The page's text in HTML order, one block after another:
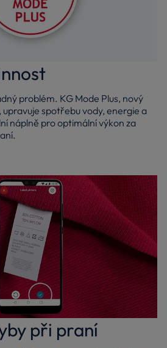
problém. KG Mode Plus, nový
spotřebu vody, energie a
náplně pro optimální výkon za
při praní